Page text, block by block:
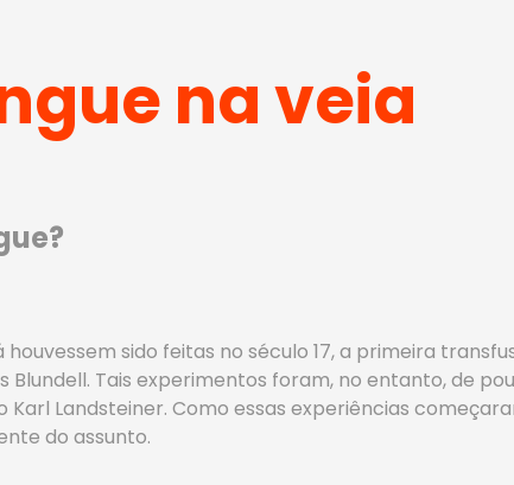
na veia
sido feitas no século 17, a primeira
Blundell. Tais experimentos foram, no entanto, de
Landsteiner. Como essas experiências
do assunto.